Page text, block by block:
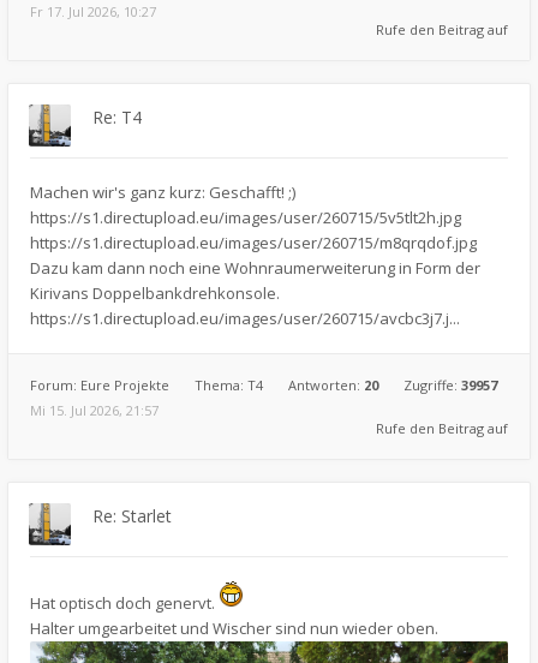
Fr 17. Jul 2026, 10:27
Rufe den Beitrag auf
Re: T4
Machen wir's ganz kurz: Geschafft! ;)
https://s1.directupload.eu/images/user/260715/5v5tlt2h.jpg
https://s1.directupload.eu/images/user/260715/m8qrqdof.jpg
Dazu kam dann noch eine Wohnraumerweiterung in Form der
Kirivans Doppelbankdrehkonsole.
https://s1.directupload.eu/images/user/260715/avcbc3j7.j...
Forum: Eure Projekte Thema: T4 Antworten: 20 Zugriffe: 39957
Mi 15. Jul 2026, 21:57
Rufe den Beitrag auf
Re: Starlet
Hat optisch doch genervt.
Halter umgearbeitet und Wischer sind nun wieder oben.